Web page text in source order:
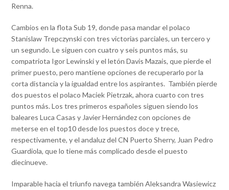
Renna.
Cambios en la flota Sub 19, donde pasa mandar el polaco
Stanislaw Trepczynski con tres victorias parciales, un tercero y
un segundo. Le siguen con cuatro y seis puntos más, su
compatriota Igor Lewinski y el letón Davis Mazais, que pierde el
primer puesto, pero mantiene opciones de recuperarlo por la
corta distancia y la igualdad entre los aspirantes. También pierde
dos puestos el polaco Maciek Pietrzak, ahora cuarto con tres
puntos más. Los tres primeros españoles siguen siendo los
baleares Luca Casas y Javier Hernández con opciones de
meterse en el top10 desde los puestos doce y trece,
respectivamente, y el andaluz del CN Puerto Sherry, Juan Pedro
Guardiola, que lo tiene más complicado desde el puesto
diecinueve.
Imparable hacia el triunfo navega también Aleksandra Wasiewicz